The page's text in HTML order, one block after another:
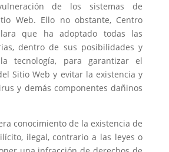
de los sistemas de
Web. Ello no obstante, Centro
que ha adoptado todas las
dentro de sus posibilidades y
tecnología, para garantizar el
Sitio Web y evitar la existencia y
y demás componentes dañinos
conocimiento de la existencia de
ilegal, contrario a las leyes o